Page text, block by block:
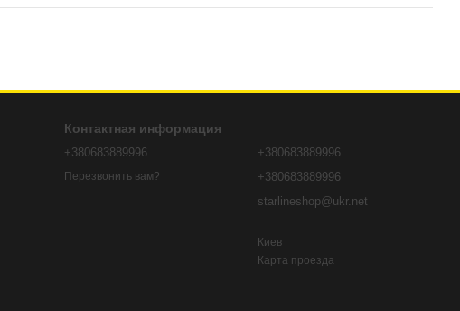
Контактная информация
+380683889996
Перезвонить вам?
+380683889996
+380683889996
starlineshop@ukr.net
Киев
Карта проезда